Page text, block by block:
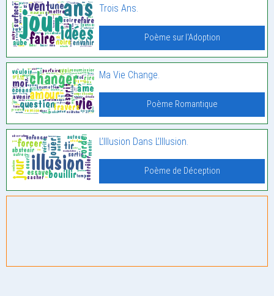
Trois Ans.
Poème sur l'Adoption
Ma Vie Change.
Poème Romantique
L’Illusion Dans L’Illusion.
Poème de Déception